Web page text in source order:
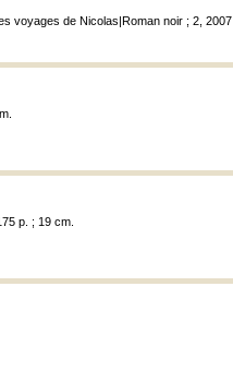
voyages de Nicolas|Roman noir ; 2, 2007
p. ; 19 cm.